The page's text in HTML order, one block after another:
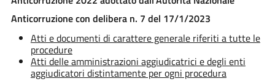
Anticorruzione con delibera n. 7 del 17/1/2023
Atti e documenti di carattere generale riferiti a tutte le
procedure
Atti delle amministrazioni aggiudicatrici e degli enti
aggiudicatori distintamente per ogni procedura